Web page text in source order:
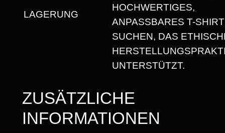
E
LAGERUNG
HOCHWERTIGES,
ANPASSBARES T-SHIRT
SUCHEN, DAS
UNTERSTÜTZT.
ZUSÄTZLICHE
INFORMATIONEN